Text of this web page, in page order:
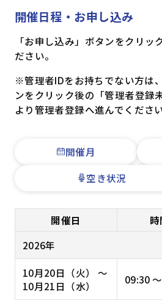
開催日程・お申し込み
「お申し込み」ボタンをクリッ
ださい。
※管理者IDをお持ちでない方は
ンをクリック後の「管理者登録
より管理者登録へ進んでください
開催月
空き状況
開催日 時
2026年
10月20日（火） 〜
10月21日（水）
09:30